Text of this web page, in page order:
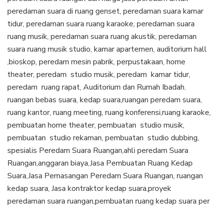
peredaman suara di ruang genset, peredaman suara kamar
tidur, peredaman suara ruang karaoke, peredaman suara
ruang musik, peredaman suara ruang akustik, peredaman
suara ruang musik studio, kamar apartemen, auditorium hall
,bioskop, peredam mesin pabrik, perpustakaan, home
theater, peredam studio musik, peredam kamar tidur,
peredam ruang rapat, Auditorium dan Rumah Ibadah.
ruangan bebas suara, kedap suara,ruangan peredam suara,
ruang kantor, ruang meeting, ruang konferensi,ruang karaoke,
pembuatan home theater, pembuatan studio musik,
pembuatan studio rekaman, pembuatan studio dubbing,
spesialis Peredam Suara Ruangan,ahli peredam Suara
Ruangan,anggaran biaya,Jasa Pembuatan Ruang Kedap
Suara,Jasa Pemasangan Peredam Suara Ruangan, ruangan
kedap suara, Jasa kontraktor kedap suara,proyek
peredaman suara ruangan,pembuatan ruang kedap suara per